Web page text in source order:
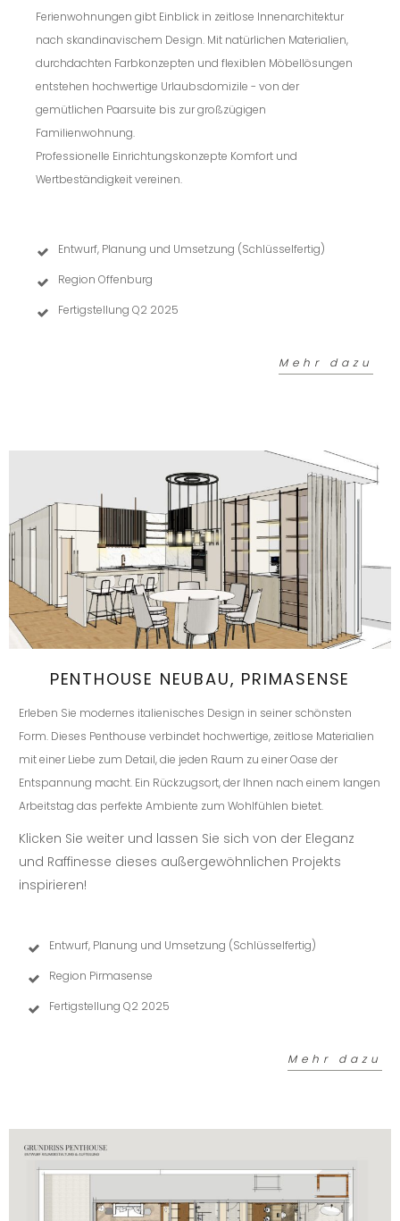
Ferienwohnungen gibt Einblick in zeitlose Innenarchitektur
nach skandinavischem Design. Mit natürlichen Materialien,
durchdachten Farbkonzepten und flexiblen Möbellösungen
entstehen hochwertige Urlaubsdomizile - von der
gemütlichen Paarsuite bis zur großzügigen
Familienwohnung.
Professionelle Einrichtungskonzepte Komfort und
Wertbeständigkeit vereinen.
Entwurf, Planung und Umsetzung (Schlüsselfertig)
Region Offenburg
Fertigstellung Q2 2025
Mehr dazu
PENTHOUSE NEUBAU, PRIMASENSE
Erleben Sie modernes italienisches Design in seiner schönsten
Form. Dieses Penthouse verbindet hochwertige, zeitlose Materialien
mit einer Liebe zum Detail, die jeden Raum zu einer Oase der
Entspannung macht. Ein Rückzugsort, der Ihnen nach einem langen
Arbeitstag das perfekte Ambiente zum Wohlfühlen bietet.
Klicken Sie weiter und lassen Sie sich von der Eleganz
und Raffinesse dieses außergewöhnlichen Projekts
inspirieren!
Entwurf, Planung und Umsetzung (Schlüsselfertig)
Region Pirmasense
Fertigstellung Q2 2025
Mehr dazu